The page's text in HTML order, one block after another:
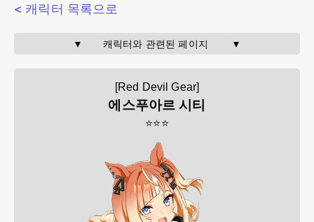
< 캐릭터 목록으로
▼       캐릭터와 관련된 페이지        ▼
[Red Devil Gear]
에스푸아르 시티
⭐⭐⭐